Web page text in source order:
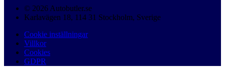
© 2026 Autobutler.se
Karlavägen 18, 114 31 Stockholm, Sverige
Cookie inställningar
Villkor
Cookies
GDPR